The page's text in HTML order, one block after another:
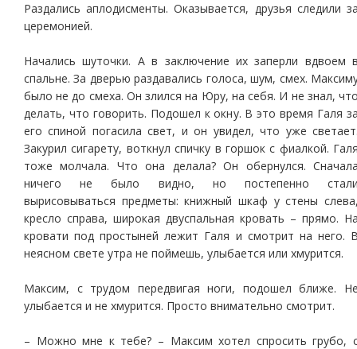
Раздались аплодисменты. Оказывается, друзья следили
церемонией.
Начались шуточки. А в заключение их заперли вдвоем
спальне. За дверью раздавались голоса, шум, смех.
было не до смеха. Он злился на Юру, на себя. И не знал,
делать, что говорить. Подошел к окну. В это время Галя
его спиной погасила свет, и он увидел, что уже
Закурил сигарету, воткнул спичку в горшок с фиалкой.
тоже молчала. Что она делала? Он обернулся.
ничего не было видно, но постепенно
вырисовываться предметы: книжный шкаф у стены
кресло справа, широкая двуспальная кровать – прямо.
кровати под простыней лежит Галя и смотрит на него.
неясном свете утра не поймешь, улыбается или хмурится.
Максим, с трудом передвигая ноги, подошел ближе.
улыбается и не хмурится. Просто внимательно смотрит.
– Можно мне к тебе? – Максим хотел спросить грубо,